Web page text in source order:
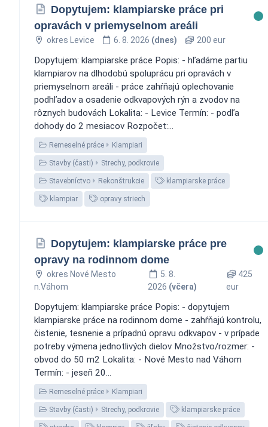
Dopytujem: klampiarske práce pri
opravách v priemyselnom areáli
okres Levice 6. 8. 2026 (dnes) 200 eur
Dopytujem: klampiarske práce Popis: - hľadáme partiu
klampiarov na dlhodobú spoluprácu pri opravách v
priemyselnom areáli - práce zahŕňajú oplechovanie
podhľadov a osadenie odkvapových rýn a zvodov na
rôznych budovách Lokalita: - Levice Termín: - podľa
dohody do 2 mesiacov Rozpočet:...
Remeselné práce Klampiari
Stavby (časti) Strechy, podkrovie
Stavebníctvo Rekonštrukcie klampiarske práce
klampiar opravy striech
Dopytujem: klampiarske práce pre
opravy na rodinnom dome
okres Nové Mesto
n.Váhom
5. 8.
2026 (včera)
425
eur
Dopytujem: klampiarske práce Popis: - dopytujem
klampiarske práce na rodinnom dome - zahŕňajú kontrolu,
čistenie, tesnenie a prípadnú opravu odkvapov - v prípade
potreby výmena jednotlivých dielov Množstvo/rozmer: -
obvod do 50 m2 Lokalita: - Nové Mesto nad Váhom
Termín: - jeseň 20...
Remeselné práce Klampiari
Stavby (časti) Strechy, podkrovie klampiarske práce